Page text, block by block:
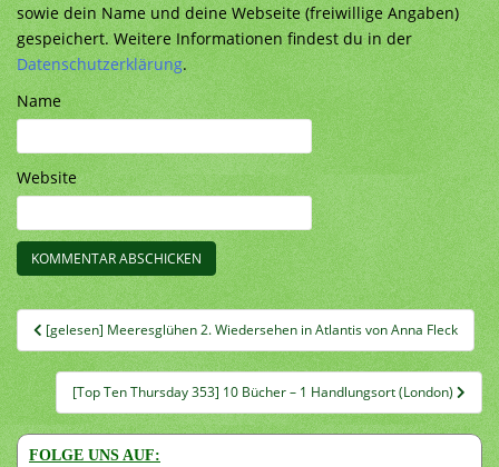
sowie dein Name und deine Webseite (freiwillige Angaben)
gespeichert. Weitere Informationen findest du in der
Datenschutzerklärung.
Name
Website
Beitragsnavigation
[gelesen] Meeresglühen 2. Wiedersehen in Atlantis von Anna Fleck
[Top Ten Thursday 353] 10 Bücher – 1 Handlungsort (London)
FOLGE UNS AUF: